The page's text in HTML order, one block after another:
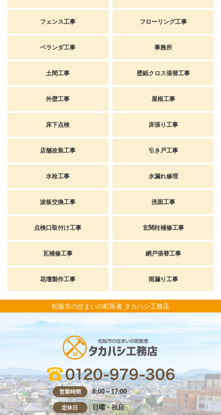
フェンス工事 フローリング工事
ベランダ工事 事務所
土間工事 壁紙クロス張替工事
外壁工事 屋根工事
床下点検 床張り工事
店舗改装工事 引き戸工事
水栓工事 水漏れ修理
波板交換工事 洗面工事
点検口取付け工事 玄関柱補修工事
瓦補修工事 網戸張替工事
花壇製作工事 雨漏り工事
松阪市の住まいの町医者 タカハシ工務店
営業時間 8:00～17:00
定休日 日曜・祝日